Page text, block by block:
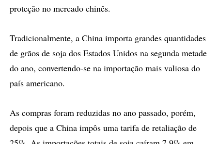
proteção no mercado chinês.
Tradicionalmente, a China importa grandes quantidades
de grãos de soja dos Estados Unidos na segunda metade
do ano, convertendo-se na importação mais valiosa do
país americano.
As compras foram reduzidas no ano passado, porém,
depois que a China impôs uma tarifa de retaliação de